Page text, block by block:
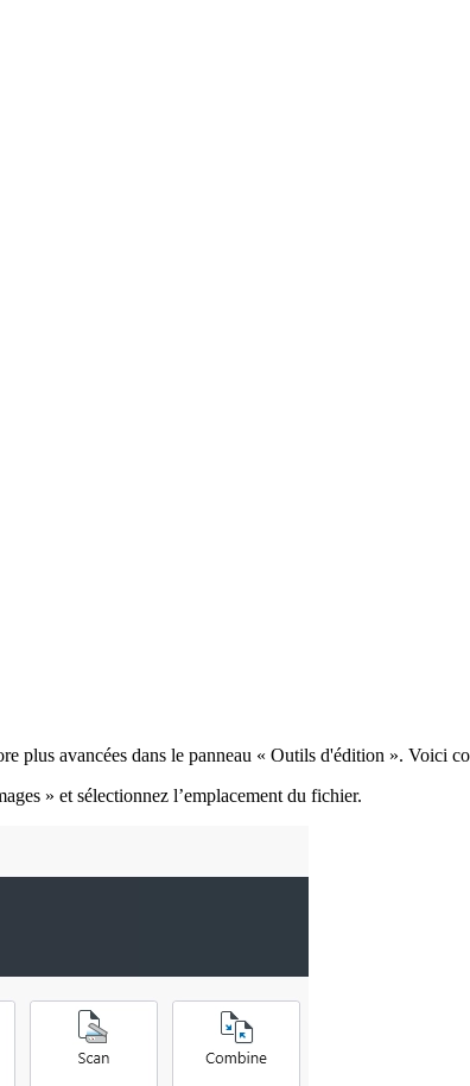
plus avancées dans le panneau « Outils d'édition ». Voici
» et sélectionnez l’emplacement du fichier.